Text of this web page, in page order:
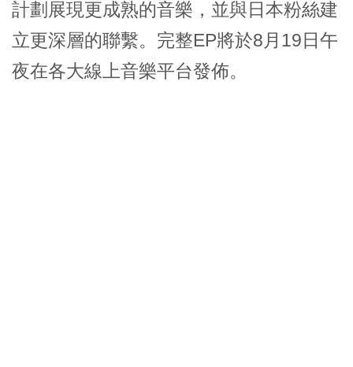
計劃展現更成熟的音樂，並與日本粉絲建
立更深層的聯繫。完整EP將於8月19日午
夜在各大線上音樂平台發佈。